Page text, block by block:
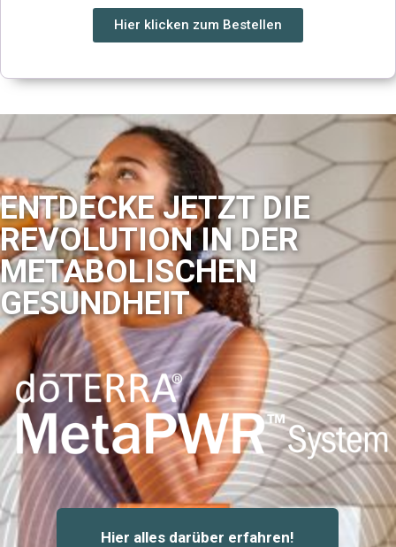
Hier klicken zum Bestellen
ENTDECKE JETZT DIE
REVOLUTION IN DER
METABOLISCHEN
GESUNDHEIT
Hier alles darüber erfahren!